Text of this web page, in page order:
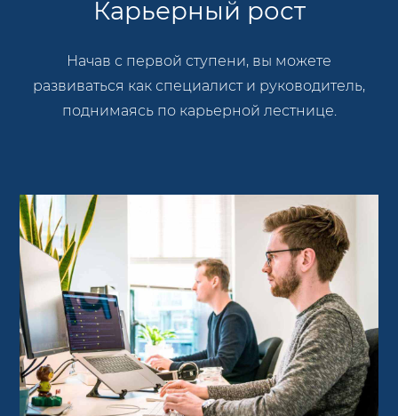
Карьерный рост
Начав с первой ступени, вы можете
развиваться как специалист и руководитель,
поднимаясь по карьерной лестнице.